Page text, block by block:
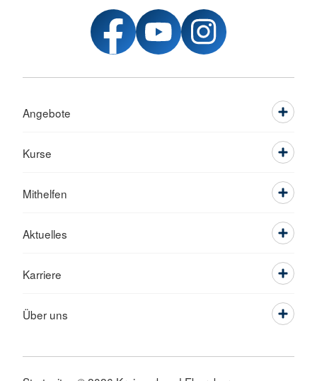
Angebote
Kurse
Mithelfen
Aktuelles
Karriere
Über uns